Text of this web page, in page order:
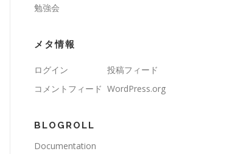
勉強会
メタ情報
ログイン
投稿フィード
コメントフィード WordPress.org
BLOGROLL
Documentation